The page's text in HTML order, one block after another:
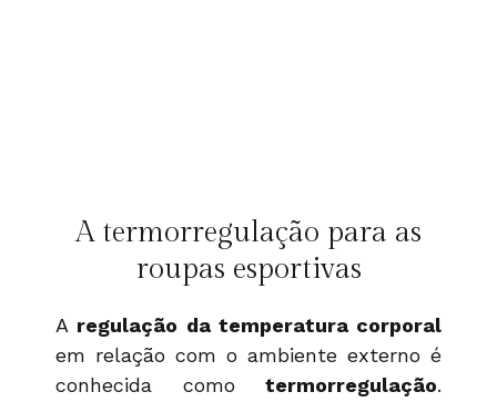
A termorregulação para as
roupas esportivas
A regulação da temperatura corporal
em relação com o ambiente externo é
conhecida como termorregulação.